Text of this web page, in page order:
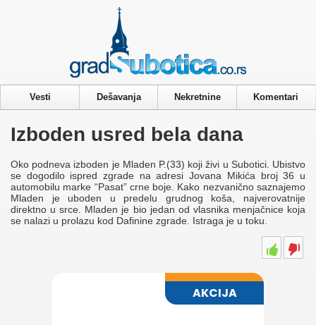
Vesti Dešavanja Nekretnine Komentari
Izboden usred bela dana
Oko podneva izboden je Mladen P.(33) koji živi u Subotici. Ubistvo
se dogodilo ispred zgrade na adresi Jovana Mikića broj 36 u
automobilu marke “Pasat” crne boje. Kako nezvanično saznajemo
Mladen je uboden u predelu grudnog koša, najverovatnije
direktno u srce. Mladen je bio jedan od vlasnika menjačnice koja
se nalazi u prolazu kod Dafinine zgrade. Istraga je u toku.
Privacy & Cookies Policy